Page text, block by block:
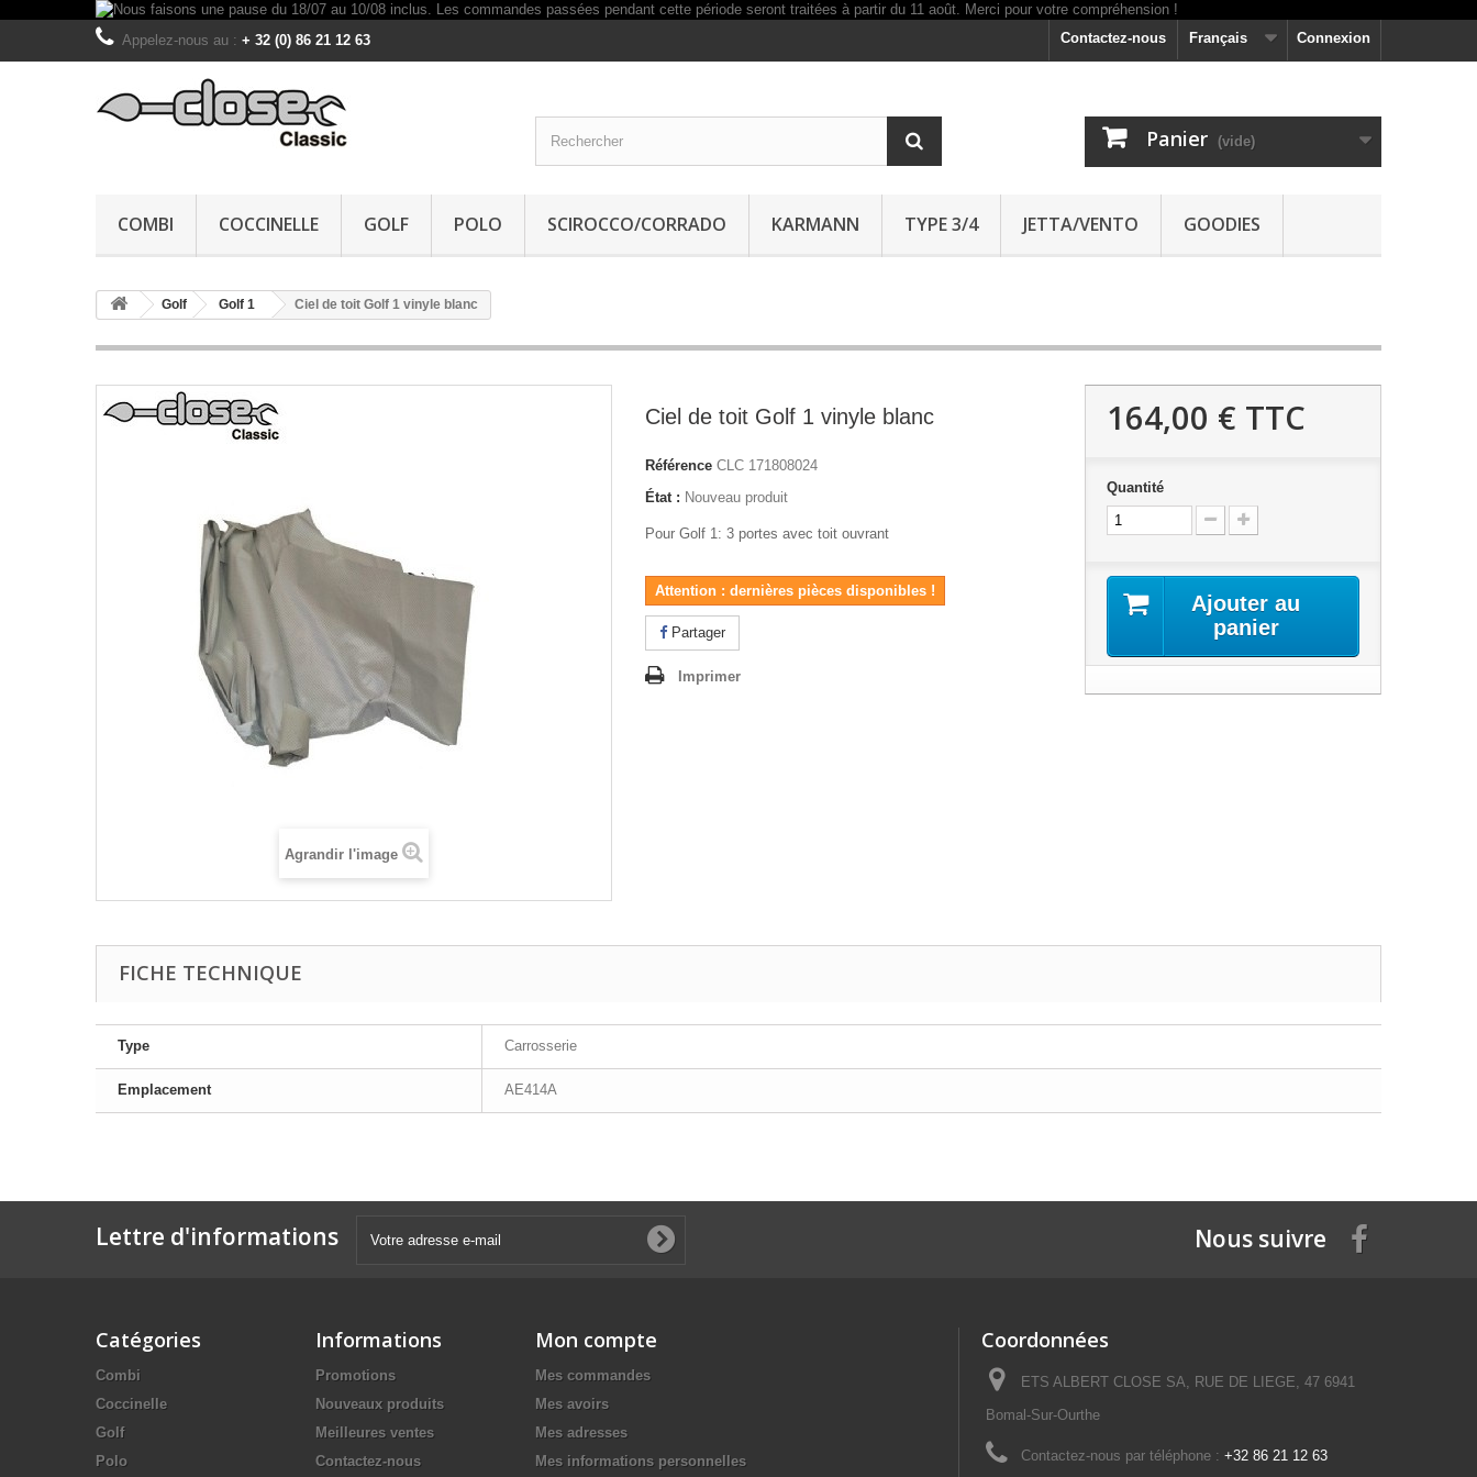
Connexion
Français
Contactez-nous
Appelez-nous au : + 32 (0) 86 21 12 63
Panier (vide)
COMBI COCCINELLE GOLF POLO SCIROCCO/CORRADO KARMANN TYPE 3/4 JETTA/VENTO GOODIES
Golf Golf 1 Ciel de toit Golf 1 vinyle blanc
Agrandir l'image
Ciel de toit Golf 1 vinyle blanc
Référence CLC 171808024
État : Nouveau produit
Pour Golf 1: 3 portes avec toit ouvrant
Attention : dernières pièces disponibles !
Partager
Imprimer
164,00 € TTC
Quantité
Ajouter au
panier
FICHE TECHNIQUE
Type Carrosserie
Emplacement AE414A
Lettre d'informations Nous suivre
Catégories
Combi
Coccinelle
Golf
Polo
Informations
Promotions
Nouveaux produits
Meilleures ventes
Contactez-nous
Mon compte
Mes commandes
Mes avoirs
Mes adresses
Mes informations personnelles
Coordonnées
ETS ALBERT CLOSE SA, RUE DE LIEGE, 47 6941
Bomal-Sur-Ourthe
Contactez-nous par téléphone : +32 86 21 12 63